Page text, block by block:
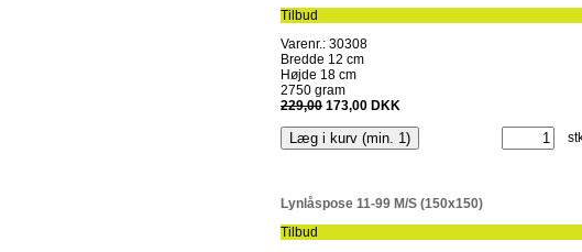
Tilbud
Varenr.: 30308
Bredde 12 cm
Højde 18 cm
2750 gram
229,00 173,00 DKK
Lynlåspose 11-99 M/S (150x150)
Tilbud